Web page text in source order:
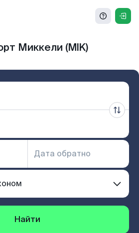
Миккели (MIK)
Найти